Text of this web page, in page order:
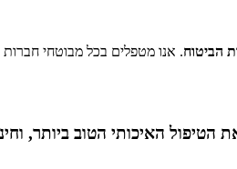
הביטוח. אנו מטפלים בכל מבוטחי חברות
האיכותי הטוב ביותר,